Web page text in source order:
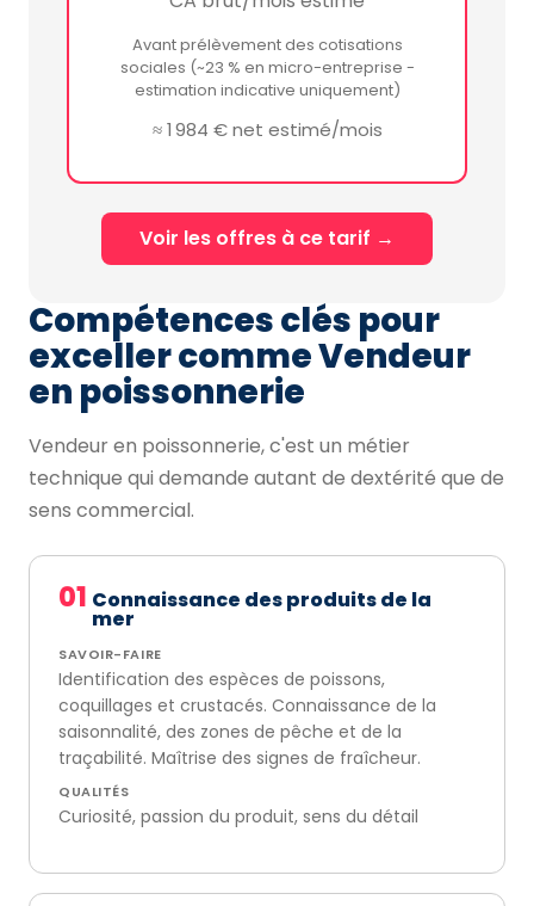
Avant prélèvement des cotisations
sociales (~23 % en micro-entreprise -
estimation indicative uniquement)
≈ 1 984 € net estimé/mois
Voir les offres à ce tarif →
Compétences clés pour
exceller comme Vendeur
en poissonnerie
Vendeur en poissonnerie, c'est un métier
technique qui demande autant de dextérité que de
sens commercial.
01 Connaissance des produits de la
mer
SAVOIR-FAIRE
Identification des espèces de poissons,
coquillages et crustacés. Connaissance de la
saisonnalité, des zones de pêche et de la
traçabilité. Maîtrise des signes de fraîcheur.
QUALITÉS
Curiosité, passion du produit, sens du détail